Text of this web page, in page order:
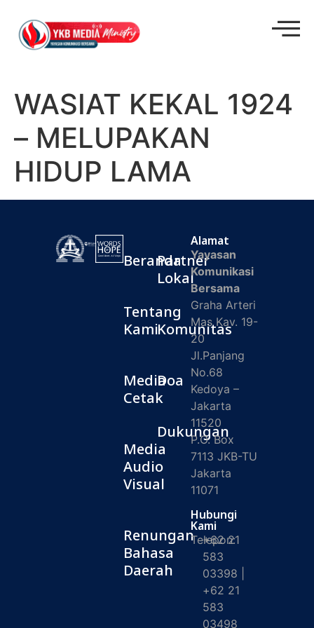
WASIAT KEKAL 1924
– MELUPAKAN
HIDUP LAMA
Beranda
Tentang
Kami
Media
Cetak
Media
Audio
Visual
Renungan
Bahasa
Daerah
Partner
Lokal
Komunitas
Doa
Dukungan
Alamat
Yayasan
Komunikasi
Bersama
Graha Arteri
Mas Kav. 19-
20
Jl.Panjang
No.68
Kedoya –
Jakarta
11520
P.O. Box
7113 JKB-TU
Jakarta
11071
Hubungi
Kami
Telepon:
+62 21
583
03398 |
+62 21
583
03498